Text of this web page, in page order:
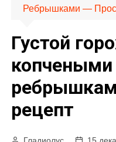
Ребрышками —
Густой
копчеными
рецепт